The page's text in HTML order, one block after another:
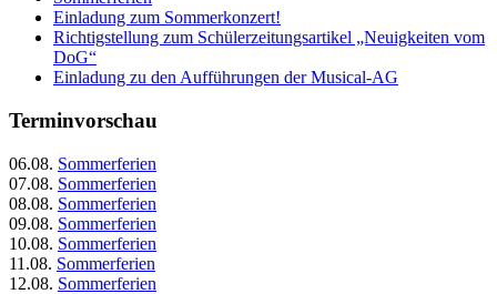
Einladung zum Sommerkonzert!
Richtigstellung zum Schülerzeitungsartikel „Neuigkeiten vom
DoG“
Einladung zu den Aufführungen der Musical-AG
Terminvorschau
06.08. Sommerferien
07.08. Sommerferien
08.08. Sommerferien
09.08. Sommerferien
10.08. Sommerferien
11.08. Sommerferien
12.08. Sommerferien